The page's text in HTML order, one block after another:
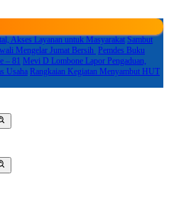
Akses Layanan untuk Masyarakat Sambut
Mengelar Jumat Bersih
Pemdes Buku
– 81 Mevi D Lombone Lapor Pengaduan,
Usaha Rangkaian Kegiatan Menyambut HUT